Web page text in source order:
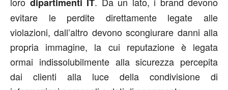
evitare le perdite direttamente legate alle
violazioni, dall’altro devono scongiurare danni alla
propria immagine, la cui reputazione è legata
ormai indissolubilmente alla sicurezza percepita
dai clienti alla luce della condivisione di